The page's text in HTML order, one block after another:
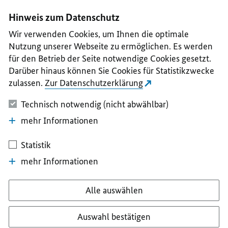
II
III
IV
V
Hinweis zum Datenschutz
Wir verwenden Cookies, um Ihnen die optimale
Nutzung unserer Webseite zu ermöglichen. Es werden
für den Betrieb der Seite notwendige Cookies gesetzt.
Darüber hinaus können Sie Cookies für Statistikzwecke
zulassen. Zur Datenschutzerklärung
Technisch notwendig (nicht abwählbar)
mehr Informationen
Statistik
mehr Informationen
Alle auswählen
Auswahl bestätigen